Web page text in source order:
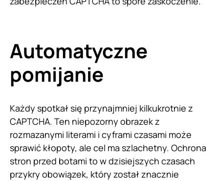
Automatyczne
pomijanie
Każdy spotkał się przynajmniej kilkukrotnie z
CAPTCHA. Ten niepozorny obrazek z
rozmazanymi literami i cyframi czasami może
sprawić kłopoty, ale cel ma szlachetny. Ochrona
stron przed botami to w dzisiejszych czasach
przykry obowiązek, który został znacznie